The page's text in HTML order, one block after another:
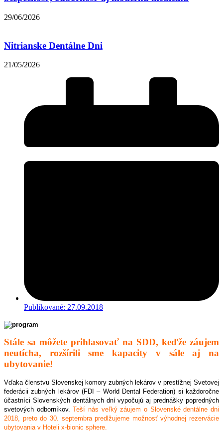
29/06/2026
Nitrianske Dentálne Dni
21/05/2026
Publikované: 27.09.2018
Stále sa môžete prihlasovať na SDD, keďže záujem
neutícha, rozšírili sme kapacity v sále aj na
ubytovanie!
Vďaka členstvu Slovenskej komory zubných lekárov v prestížnej Svetovej
federácii zubných lekárov (FDI – World Dental Federation) si každoročne
účastníci Slovenských dentálnych dní vypočujú aj prednášky popredných
svetových odborníkov.Teší nás veľký záujem o Slovenské dentálne dni
2018, preto do 30. septembra predlžujeme možnosť výhodnej rezervácie
ubytovania v Hoteli x-bionic sphere.